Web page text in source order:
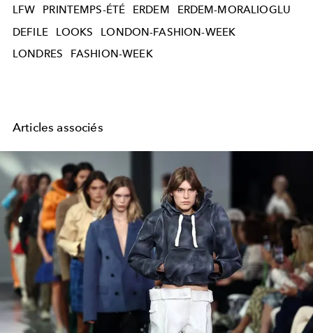
LFW PRINTEMPS-ÉTÉ ERDEM
ERDEM-MORALIOGLU
DEFILE
LOOKS
LONDON-FASHION-WEEK
LONDRES
FASHION-WEEK
Articles associés